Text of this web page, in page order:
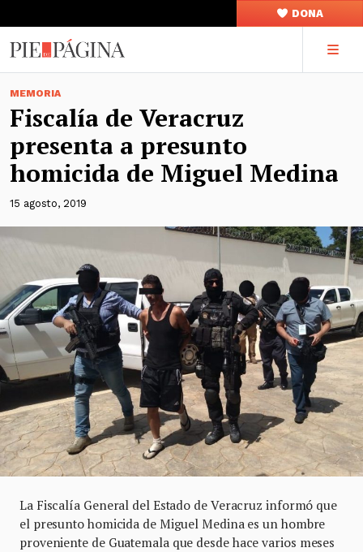
DONA
MEMORIA
Fiscalía de Veracruz
presenta a presunto
homicida de Miguel Medina
15 agosto, 2019
La Fiscalía General del Estado de Veracruz informó que
el presunto homicida de Miguel Medina es un hombre
proveniente de Guatemala que desde hace varios meses